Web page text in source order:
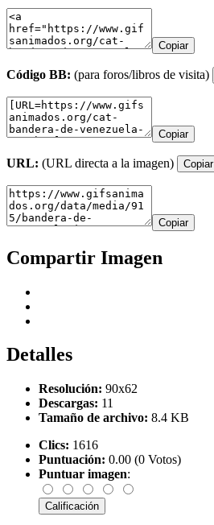
Copiar
Código BB: (para foros/libros de visita)
Copiar
URL: (URL directa a la imagen) Copiar
Copiar
Compartir Imagen
Detalles
Resolución: 90x62
Descargas: 11
Tamaño de archivo: 8.4 KB
Clics: 1616
Puntuación: 0.00 (0 Votos)
Puntuar imagen: